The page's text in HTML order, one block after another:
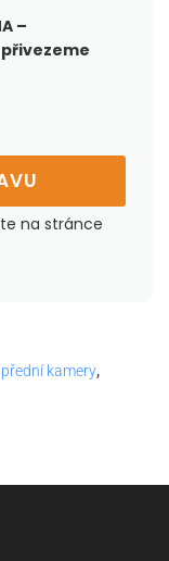
–
na stránce
kamery,